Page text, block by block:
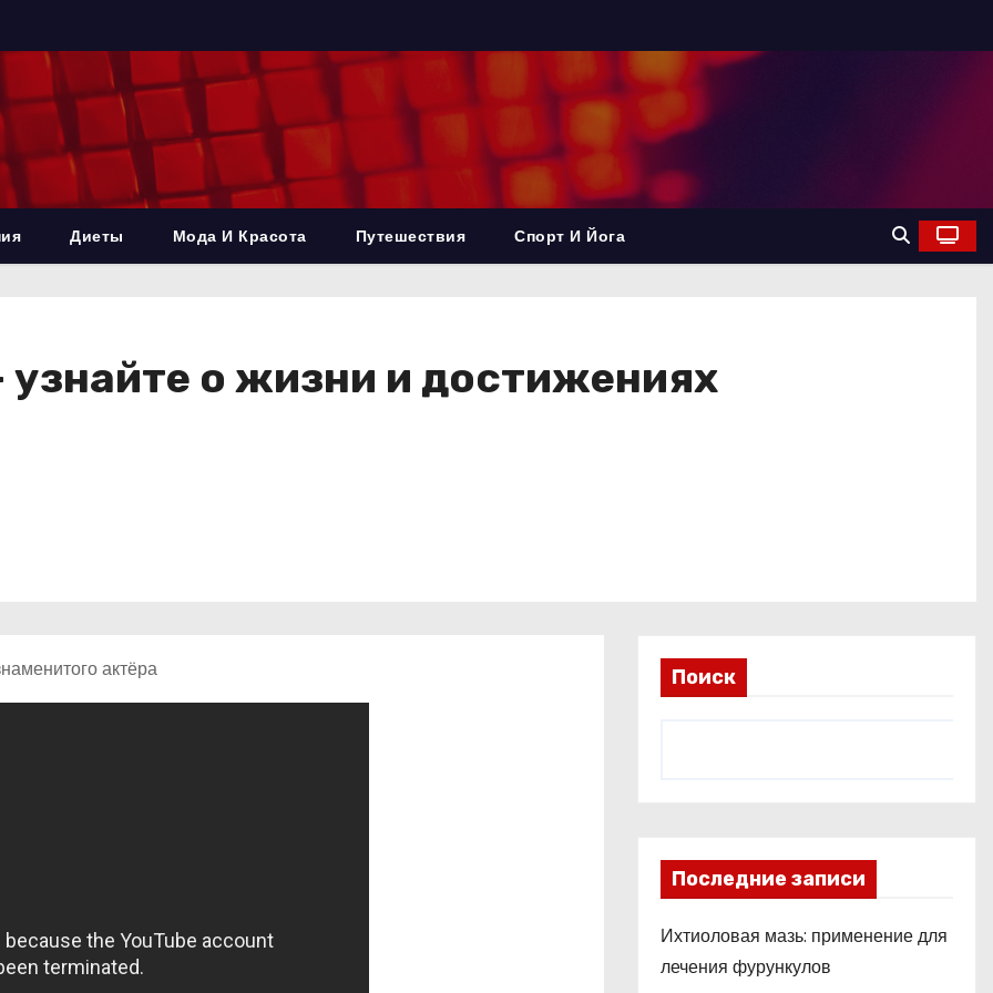
Диеты Мода И Красота Путешествия Спорт И Йога
о жизни и достижениях
Поиск
Последние записи
Ихтиоловая мазь: применение для
лечения фурункулов